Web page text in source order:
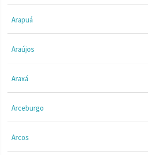
Arapuá
Araújos
Araxá
Arceburgo
Arcos